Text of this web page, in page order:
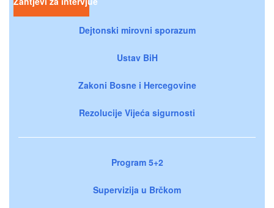
Dejtonski mirovni sporazum
Ustav BiH
Zakoni Bosne i Hercegovine
Rezolucije Vijeća sigurnosti
Program 5+2
Supervizija u Brčkom